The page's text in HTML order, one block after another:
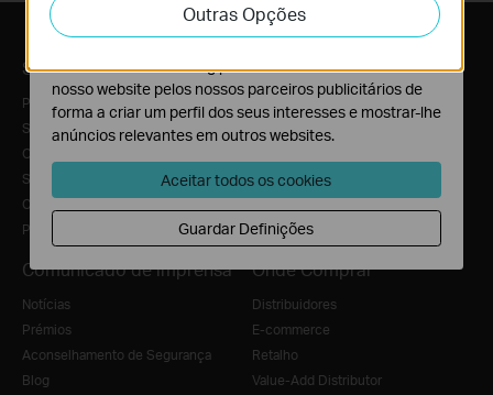
Sobre Nós
Perfil Corporativo
Sobre Nós
O Nosso Compromisso de Segurança
Sustentabilidade
Contacte-nos
Política de Privacidade
Comunicado de imprensa
Notícias
Prémios
Aconselhamento de Segurança
Blog
Onde Comprar
Distribuidores
E-commerce
Retalho
Value-Add Distributor
Outras Opções
atividades no nosso website para melhorar e ajustar a
funcionalidade do nosso website.
O cookies de marketing podem ser definidos através do
nosso website pelos nossos parceiros publicitários de
forma a criar um perfil dos seus interesses e mostrar-lhe
anúncios relevantes em outros websites.
Aceitar todos os cookies
Guardar Definições